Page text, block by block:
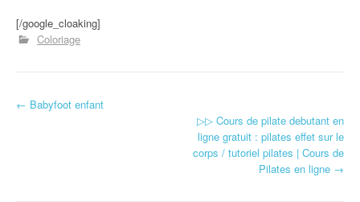
[/google_cloaking]
Coloriage
Navigation d'article
← Babyfoot enfant
▷▷ Cours de pilate debutant en
ligne gratuit : pilates effet sur le
corps / tutoriel pilates | Cours de
Pilates en ligne →